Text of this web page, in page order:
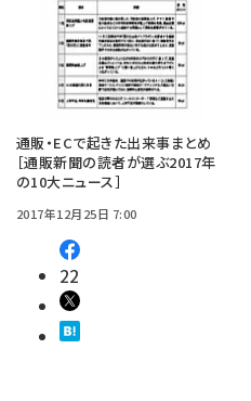
通販・ECで起きた出来事まとめ
［通販新聞の読者が選ぶ2017年
の10大ニュース］
2017年12月25日 7:00
22